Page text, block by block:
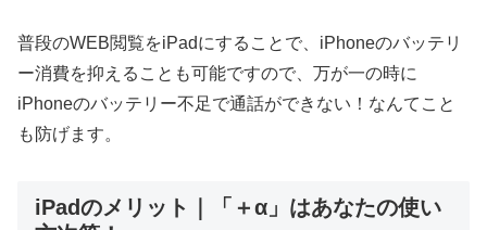
普段のWEB閲覧をiPadにすることで、iPhoneのバッテリ
ー消費を抑えることも可能ですので、万が一の時に
iPhoneのバッテリー不足で通話ができない！なんてこと
も防げます。
iPadのメリット｜「＋α」はあなたの使い